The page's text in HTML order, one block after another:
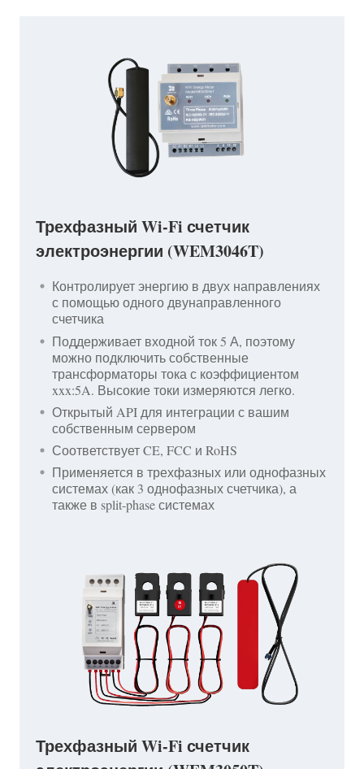
Трехфазный Wi-Fi счетчик
электроэнергии (WEM3046T)
Контролирует энергию в двух направлениях
с помощью одного двунаправленного
счетчика
Поддерживает входной ток 5 А, поэтому
можно подключить собственные
трансформаторы тока с коэффициентом
xxx:5A. Высокие токи измеряются легко.
Открытый API для интеграции с вашим
собственным сервером
Соответствует CE, FCC и RoHS
Применяется в трехфазных или однофазных
системах (как 3 однофазных счетчика), а
также в split-phase системах
Трехфазный Wi-Fi счетчик